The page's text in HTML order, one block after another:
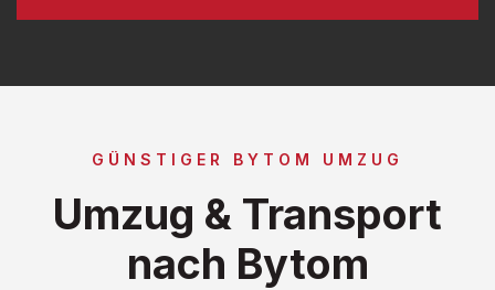
GÜNSTIGER BYTOM UMZUG
Umzug & Transport
nach Bytom